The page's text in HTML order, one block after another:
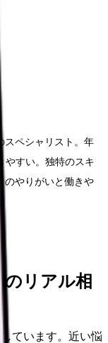
スペシャリスト。年
やすい。独特のスキ
のやりがいと働きや
リアル相
ています。近い悩